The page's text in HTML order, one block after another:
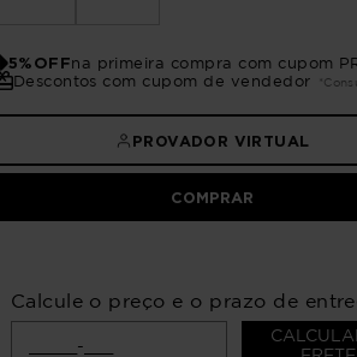
5%OFFna primeira compra com cupom
Descontos com cupom de vendedor
PROVADOR VIRTUAL
COMPRAR
Calcule o preço e o prazo de